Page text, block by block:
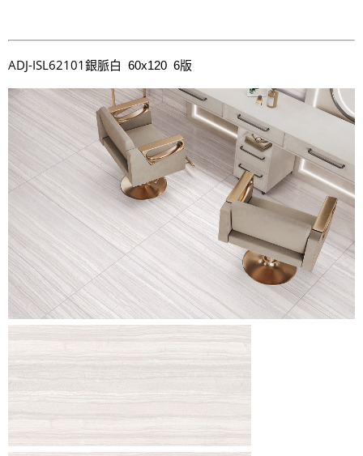
ADJ-ISL62101銀脈白 60x120 6版